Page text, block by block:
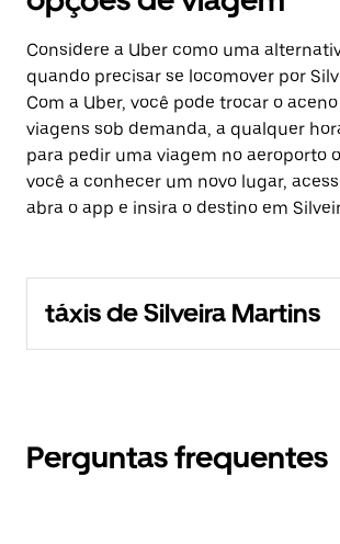
Considere a Uber como uma
quando precisar se locomover por
Com a Uber, você pode trocar o
viagens sob demanda, a qualquer
para pedir uma viagem no aeroporto
você a conhecer um novo lugar,
abra o app e insira o destino em
táxis de Silveira Martins
Perguntas frequentes